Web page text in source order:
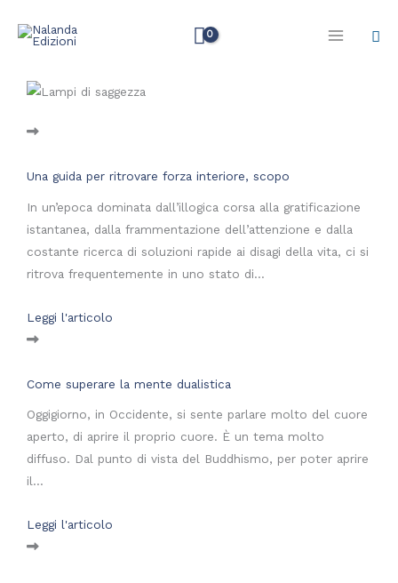
Una guida per ritrovare forza interiore, scopo
In un’epoca dominata dall’illogica corsa alla gratificazione
istantanea, dalla frammentazione dell’attenzione e dalla
costante ricerca di soluzioni rapide ai disagi della vita, ci si
ritrova frequentemente in uno stato di...
Leggi l'articolo
Come superare la mente dualistica
Oggigiorno, in Occidente, si sente parlare molto del cuore
aperto, di aprire il proprio cuore. È un tema molto
diffuso. Dal punto di vista del Buddhismo, per poter aprire
il...
Leggi l'articolo